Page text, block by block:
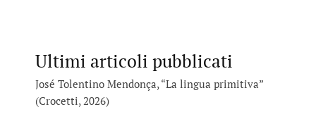
Ultimi articoli pubblicati
José Tolentino Mendonça, “La lingua primitiva”
(Crocetti, 2026)